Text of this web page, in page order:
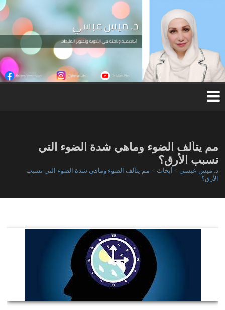
د.
مي
مم يتألف الضوء وماهي شدة الضوء التي
تسبب الأرق؟
د. ميس عبسي > أبحاث > مم يتألف الضوء وماهي شدة الضوء التي تسبب
الأرق؟